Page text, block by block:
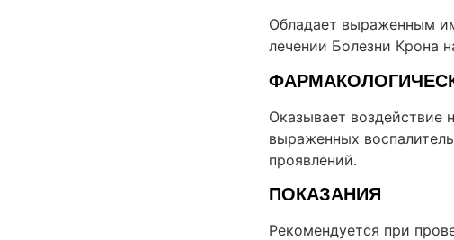
Обладает выраженным
лечении Болезни Крона
Оказывает
выраженных
проявлений.
ПОКАЗАНИЯ
Рекомендуется при